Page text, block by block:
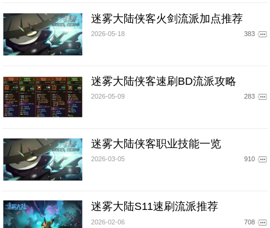
迷雾大陆侠客火剑流派加点推荐
2026-05-18 383
迷雾大陆侠客速刷BD流派攻略
2026-05-09 283
迷雾大陆侠客职业技能一览
2026-03-05 910
迷雾大陆S11速刷流派推荐
2026-02-06 708